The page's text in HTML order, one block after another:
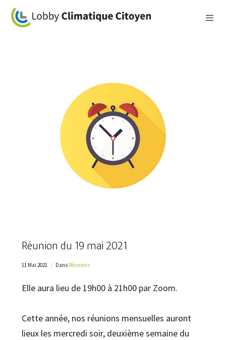
Réunion du 19 mai 2021
11 Mai 2021 Dans Réunions
Elle aura lieu de 19h00 à 21h00 par Zoom.
Cette année, nos réunions mensuelles auront
lieux les mercredi soir, deuxième semaine du